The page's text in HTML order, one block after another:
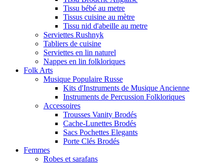
Tissu bébé au metre
Tissus cuisine au mètre
Tissu nid d'abeille au metre
Serviettes Rushnyk
Tabliers de cuisine
Serviettes en lin naturel
Nappes en lin folkloriques
Folk Arts
Musique Populaire Russe
Kits d'Instruments de Musique Ancienne
Instruments de Percussion Folkloriques
Accessoires
Trousses Vanity Brodés
Cache-Lunettes Brodés
Sacs Pochettes Elegants
Porte Clés Brodés
Femmes
Robes et sarafans